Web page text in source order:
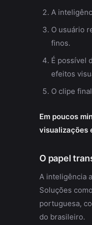
A
O usuário
finos.
É possível
efeitos
O clipe
Em poucos
visualizações
O papel
A inteligência
Soluções
portuguesa,
do brasileiro.